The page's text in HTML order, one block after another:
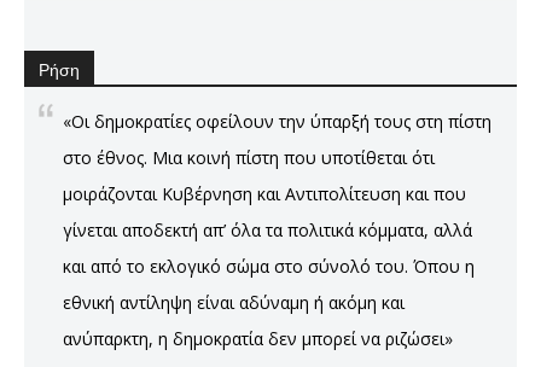
Ρήση
«Οι δημοκρατίες οφείλουν την ύπαρξή τους στη πίστη
στο έθνος. Μια κοινή πίστη που υποτίθεται ότι
μοιράζονται Κυβέρνηση και Αντιπολίτευση και που
γίνεται αποδεκτή απ’ όλα τα πολιτικά κόμματα, αλλά
και από το εκλογικό σώμα στο σύνολό του. Όπου η
εθνική αντίληψη είναι αδύναμη ή ακόμη και
ανύπαρκτη, η δημοκρατία δεν μπορεί να ριζώσει»